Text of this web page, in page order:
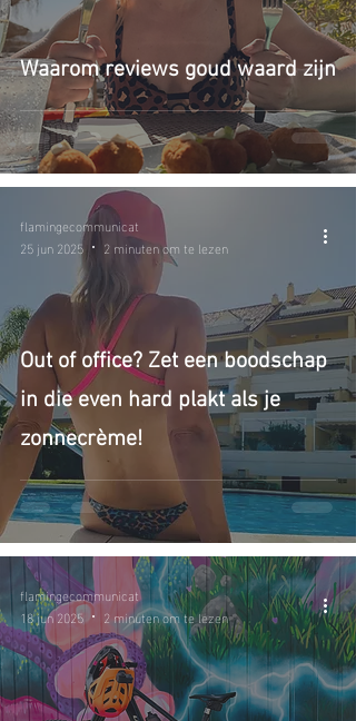
Waarom reviews goud waard zijn
Out of office? Zet een boodschap
in die even hard plakt als je
zonnecrème!
flamingecommunicat
25 jun 2025
2 minuten om te lezen
flamingecommunicat
18 jun 2025
2 minuten om te lezen